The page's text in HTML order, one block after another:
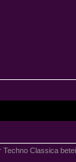
Classica